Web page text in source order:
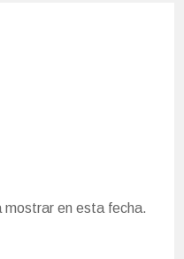
mostrar en esta fecha.